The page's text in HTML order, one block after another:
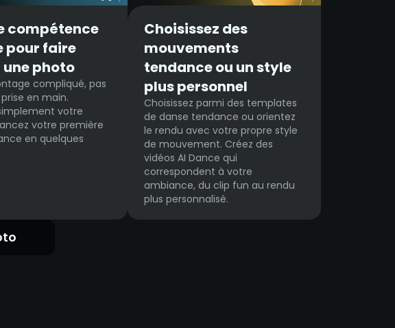
compétence
pour faire
photo
compliqué, pas
en main.
votre
votre première
en quelques
Choisissez des
mouvements
tendance ou un style
plus personnel
Choisissez parmi des templates
de danse tendance ou orientez
le rendu avec votre propre style
de mouvement. Créez des
vidéos AI Dance qui
correspondent à votre
ambiance, du clip fun au rendu
plus personnalisé.